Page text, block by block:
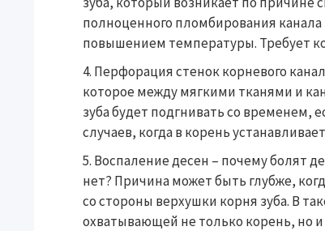
полноценного пломбирования канала
повышением температуры. Требует
Перфорация стенок корневого
которое между мягкими тканями и
зуба будет подгнивать со временем,
случаев, когда в корень
Воспаление десен – почему болят
нет? Причина может быть глубже,
со стороны верхушки корня зуба. В
охватывающей не только корень, но